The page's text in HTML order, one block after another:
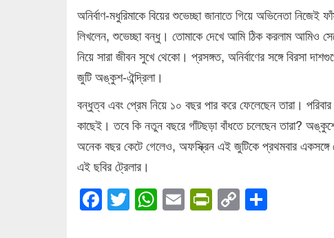
অনির্বাণ-মধুরিমাকে বিয়ের শুভেচ্ছা জানাতে গিয়ে অভিনেতা
লিখলেন, শুভেচ্ছা বন্ধু। তোমাকে দেখে আমি ঠিক করলাম আমিও
নিয়ে সারা জীবন সুখে থেকো। প্রসঙ্গত, অনির্বাণের সঙ্গে বিরসা
জুটি অঙ্কুশ-ঐন্দ্রিলা।
বন্ধুত্ব এবং প্রেম নিয়ে ১০ বছর পার করে ফেলেছেন তারা।
কাছেই। তবে কি নতুন বছরে গাঁটছড়া বাঁধতে চলেছেন তারা?
অনেক বছর কেটে গেলেও, অফস্ক্রিন এই জুটিকে প্রথমবার একসঙ্গে
এই ছবির ট্রেলার।
Facebook
Twitter
WhatsApp
EmailPrintFriendly
Copy
Link